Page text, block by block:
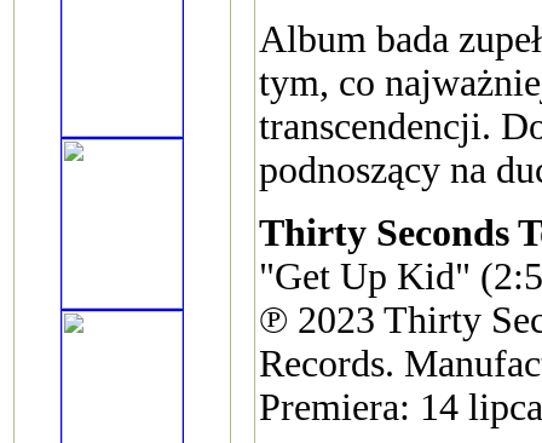
Album bada
tym, co
transcendencji.
podnoszący na
Thirty Seconds
"Get Up Kid"
℗ 2023 Thirty
Records.
Premiera: 14